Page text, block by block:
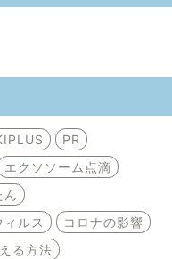
PR
エクソソーム点滴
ん
ィルス
コロナの影響
る方法